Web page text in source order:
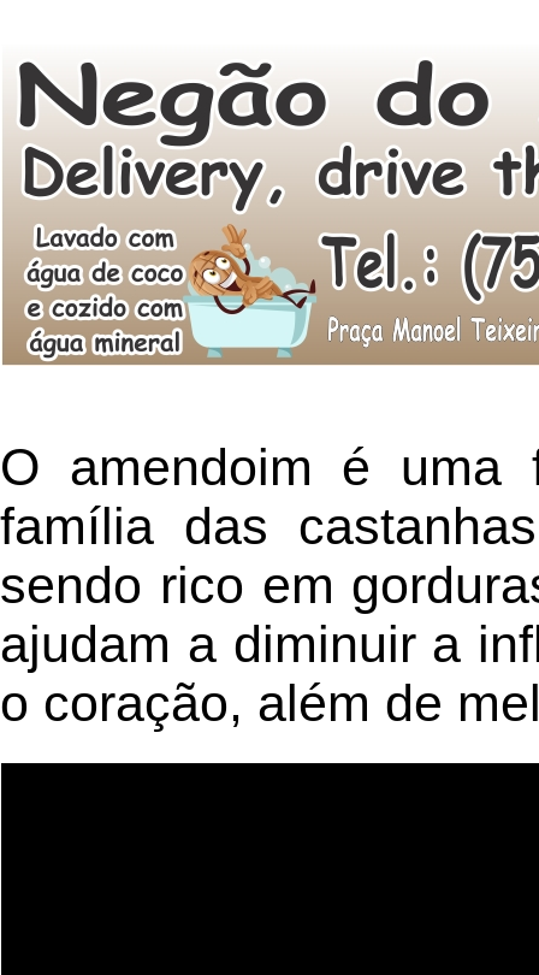
O amendoim é uma
família das
sendo rico em
ajudam a diminuir a
o coração, além de